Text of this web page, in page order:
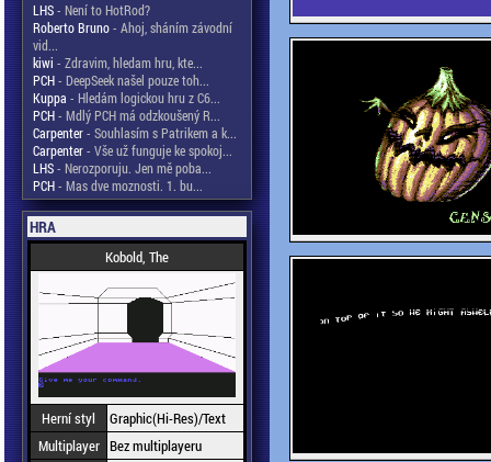
LHS- Není to HotRod?
Roberto Bruno- Ahoj, sháním závodní
vid...
kiwi - Zdravim, hledam hru, kte...
PCH- DeepSeek našel pouze toh...
Kuppa - Hledám logickou hru z C6...
PCH- Mdlý PCH má odzkoušený R...
Carpenter- Souhlasím s Patrikem a k...
Carpenter- Vše už funguje ke spokoj...
LHS- Nerozporuju. Jen mě poba...
PCH- Mas dve moznosti. 1. bu...
HRA
Kobold, The
Herní styl
Graphic(Hi-Res)/Text
Multiplayer Bez multiplayeru